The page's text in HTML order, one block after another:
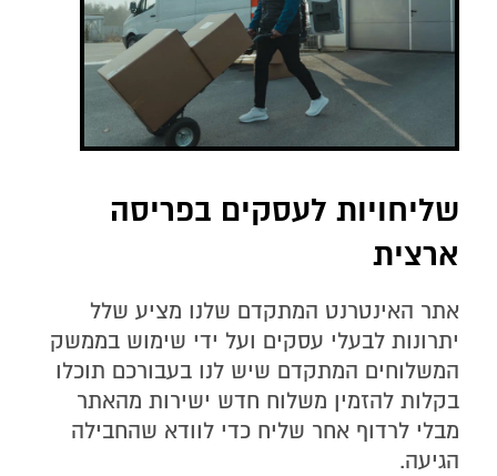
שליחויות לעסקים בפריסה
ארצית
אתר האינטרנט המתקדם שלנו מציע שלל
יתרונות לבעלי עסקים ועל ידי שימוש בממשק
המשלוחים המתקדם שיש לנו בעבורכם תוכלו
בקלות להזמין משלוח חדש ישירות מהאתר
מבלי לרדוף אחר שליח כדי לוודא שהחבילה
הגיעה.